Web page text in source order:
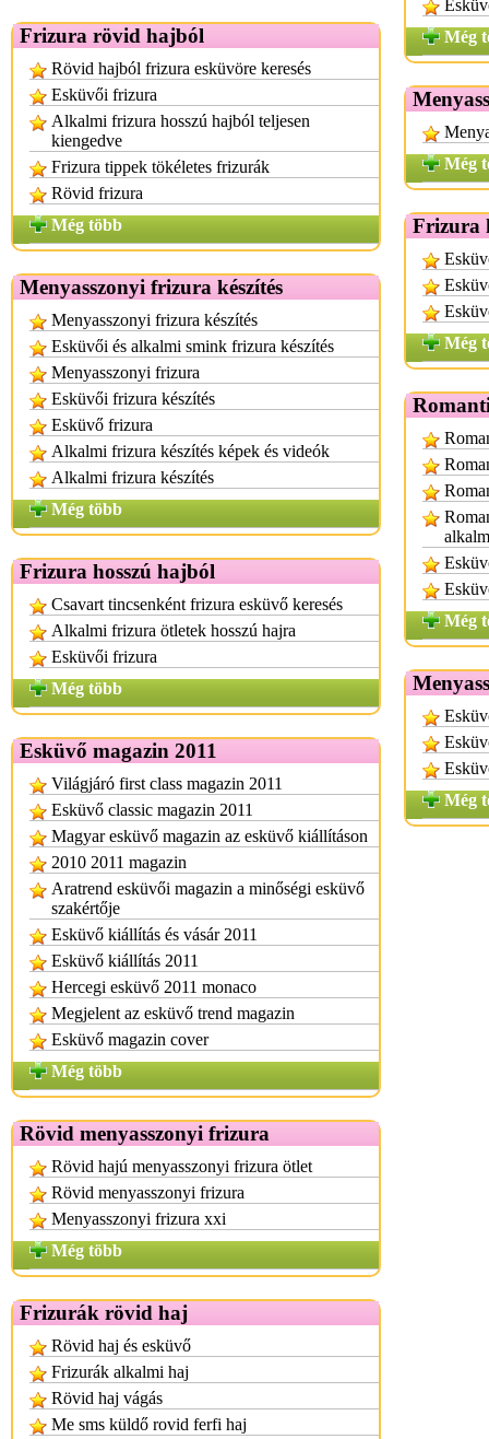
Frizura rövid hajból
Rövid hajból frizura esküvöre keresés
Esküvői frizura
Alkalmi frizura hosszú hajból teljesen
kiengedve
Frizura tippek tökéletes frizurák
Rövid frizura
Még több
Menyasszonyi frizura készítés
Menyasszonyi frizura készítés
Esküvői és alkalmi smink frizura készítés
Menyasszonyi frizura
Esküvői frizura készítés
Esküvő frizura
Alkalmi frizura készítés képek és videók
Alkalmi frizura készítés
Még több
Frizura hosszú hajból
Csavart tincsenként frizura esküvő keresés
Alkalmi frizura ötletek hosszú hajra
Esküvői frizura
Még több
Esküvő magazin 2011
Világjáró first class magazin 2011
Esküvő classic magazin 2011
Magyar esküvő magazin az esküvő kiállításon
2010 2011 magazin
Aratrend esküvői magazin a minőségi esküvő
szakértője
Esküvő kiállítás és vásár 2011
Esküvő kiállítás 2011
Hercegi esküvő 2011 monaco
Megjelent az esküvő trend magazin
Esküvő magazin cover
Még több
Rövid menyasszonyi frizura
Rövid hajú menyasszonyi frizura ötlet
Rövid menyasszonyi frizura
Menyasszonyi frizura xxi
Még több
Frizurák rövid haj
Rövid haj és esküvő
Frizurák alkalmi haj
Rövid haj vágás
Me sms küldő rovid ferfi haj
Még
Még
Frizura
Még
Még
Még